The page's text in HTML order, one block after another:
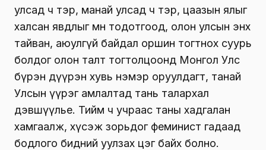
улсад ч тэр, манай улсад ч тэр, цаазын ялыг
халсан явдлыг мөн тодотгоод, олон улсын энх
тайван, аюулгүй байдал оршин тогтнох суурь
болдог олон талт тогтолцоонд Монгол Улс
бүрэн дүүрэн хувь нэмэр оруулдагт, танай
Улсын үүрэг амлалтад тань талархал
дэвшүүлье. Тийм ч учраас таны хадгалан
хамгаалж, хүсэж зорьдог феминист гадаад
бодлого бидний уулзах цэг байх болно.